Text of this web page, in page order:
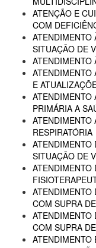
ATENÇÃO E
COM
ATENDIMENTO
SITUAÇÃO DE
ATENDIMENTO
ATENDIMENTO
E
ATENDIMENTO
PRIMÁRIA A
ATENDIMENTO
RESPIRATÓRIA
ATENDIMENTO
SITUAÇÃO DE
ATENDIMENTO
ATENDIMENTO
COM SUPRA
ATENDIMENTO
COM SUPRA
ATENDIMENTO